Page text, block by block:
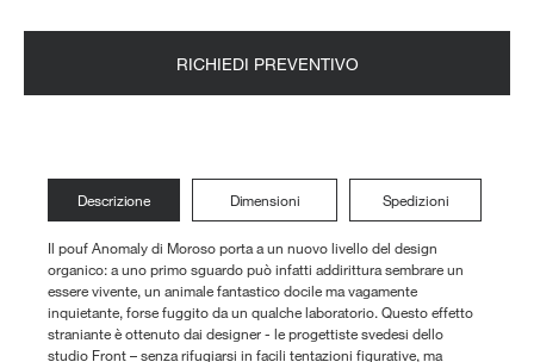
RICHIEDI PREVENTIVO
Descrizione Dimensioni Spedizioni
Il pouf Anomaly di Moroso porta a un nuovo livello del design
organico: a uno primo sguardo può infatti addirittura sembrare un
essere vivente, un animale fantastico docile ma vagamente
inquietante, forse fuggito da un qualche laboratorio. Questo effetto
straniante è ottenuto dai designer - le progettiste svedesi dello
studio Front – senza rifugiarsi in facili tentazioni figurative, ma